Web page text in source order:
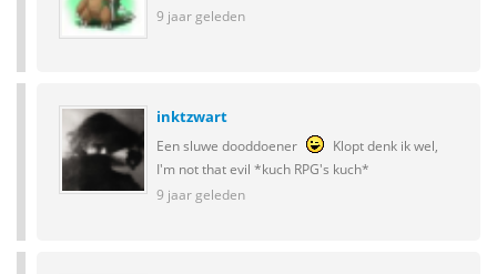
9 jaar geleden
inktzwart
Een sluwe dooddoener
Klopt denk ik wel,
I'm not that evil *kuch RPG's kuch*
9 jaar geleden